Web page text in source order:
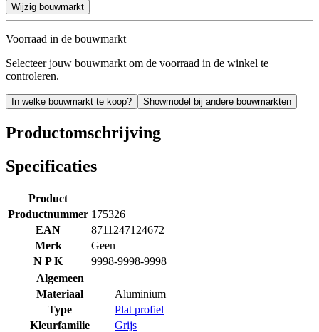
Wijzig bouwmarkt
Voorraad in de bouwmarkt
Selecteer jouw bouwmarkt om de voorraad in de winkel te
controleren.
In welke bouwmarkt te koop? Showmodel bij andere bouwmarkten
Productomschrijving
Specificaties
Product
Productnummer 175326
EAN
8711247124672
Merk
Geen
N P K
9998-9998-9998
Algemeen
Materiaal
Aluminium
Type
Plat profiel
Kleurfamilie
Grijs